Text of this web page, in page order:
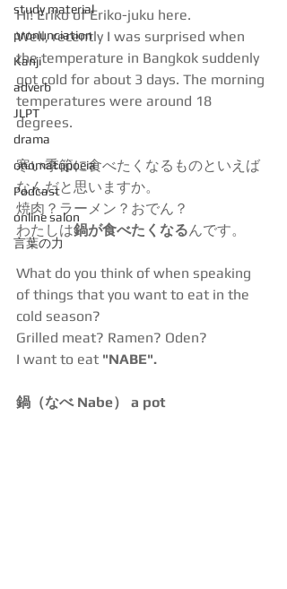
study material
pronunciation
Kanji
adverb
JLPT
drama
onomatopoeia
Podcast
online salon
言葉の力
Hi! Eriko of Eriko-juku here.
Well, recently I was surprised when
the temperature in Bangkok suddenly
got cold for about 3 days. The morning
temperatures were around 18
degrees.
寒い季節に食べたくなるものといえば
なんだと思いますか。
焼肉？ラーメン？おでん？
わたしは鍋が食べたくなるんです。
What do you think of when speaking
of things that you want to eat in the
cold season?
Grilled meat? Ramen? Oden?
I want to eat "NABE".
鍋（なべ Nabe） a pot